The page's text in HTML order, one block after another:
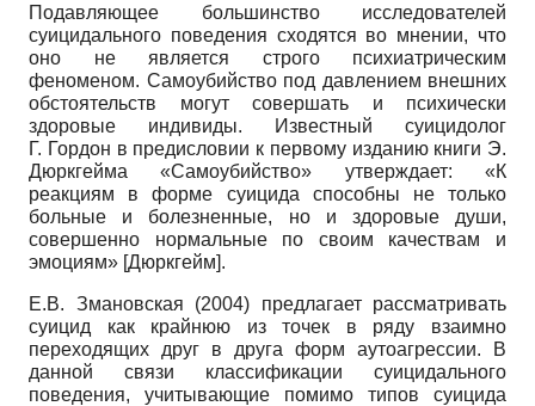
Подавляющее большинство исследователей
суицидального поведения сходятся во мнении, что
оно не является строго психиатрическим
феноменом. Самоубийство под давлением внешних
обстоятельств могут совершать и психически
здоровые индивиды. Известный суицидолог
Г. Гордон в предисловии к первому изданию книги Э.
Дюркгейма «Самоубийство» утверждает: «К
реакциям в форме суицида способны не только
больные и болезненные, но и здоровые души,
совершенно нормальные по своим качествам и
эмоциям» [Дюркгейм].
Е.В. Змановская (2004) предлагает рассматривать
суицид как крайнюю из точек в ряду взаимно
переходящих друг в друга форм аутоагрессии. В
данной связи классификации суицидального
поведения, учитывающие помимо типов суицида